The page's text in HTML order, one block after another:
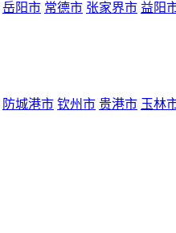
岳阳市 常德市 张家界市 益阳
防城港市 钦州市 贵港市 玉林